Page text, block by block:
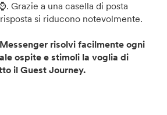
Grazie a una casella di posta
si riducono notevolmente.
risolvi facilmente ogni
ospite e stimoli la voglia di
il Guest Journey.